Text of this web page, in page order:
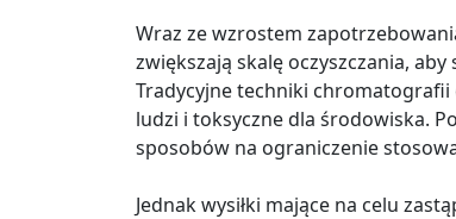
Wraz ze wzrostem
zwiększają skalę oczyszczania,
Tradycyjne techniki
ludzi i toksyczne dla środowiska.
sposobów na ograniczenie
Jednak wysiłki mające na celu